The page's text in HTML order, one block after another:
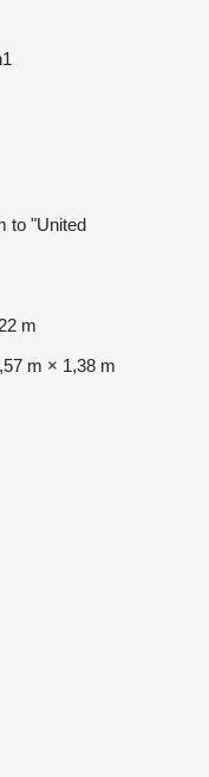
to "United
m
m × 1,38 m